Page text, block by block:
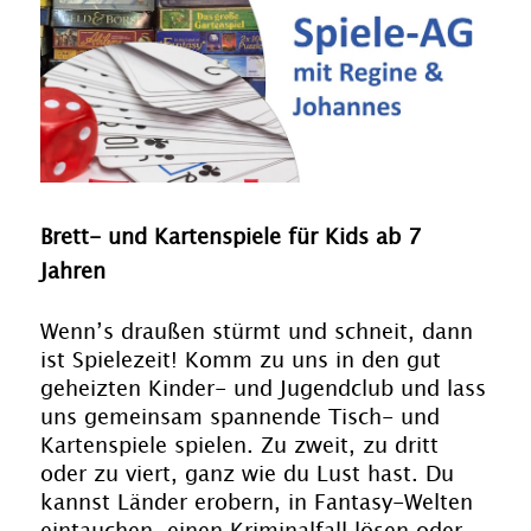
Brett- und Kartenspiele für Kids ab 7
Jahren
Wenn’s draußen stürmt und schneit, dann
ist Spielezeit! Komm zu uns in den gut
geheizten Kinder- und Jugendclub und lass
uns gemeinsam spannende Tisch- und
Kartenspiele spielen. Zu zweit, zu dritt
oder zu viert, ganz wie du Lust hast. Du
kannst Länder erobern, in Fantasy-Welten